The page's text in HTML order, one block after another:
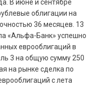
В июне и сентябре
облигации на
36 месяцев. 13
«Альфа-Банк» успешно
еврооблигаций в
3 на общую сумму 250
на рынке сделка по
с лета